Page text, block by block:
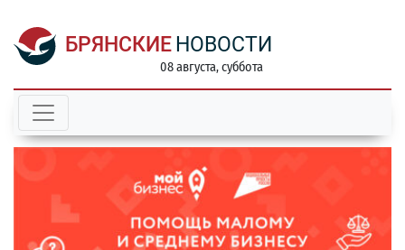
БРЯНСКИЕ НОВОСТИ
08 августа, суббота